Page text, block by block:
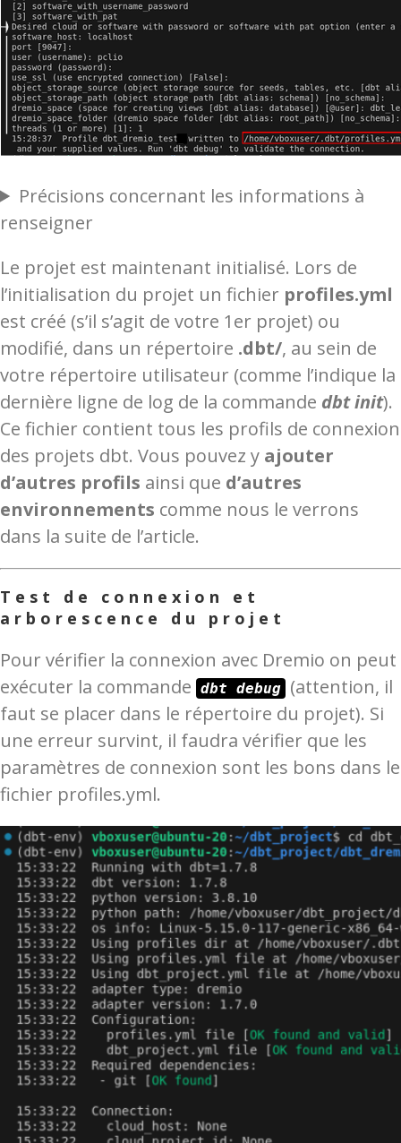
Précisions concernant les informations à
renseigner
Le projet est maintenant initialisé. Lors de
l’initialisation du projet un fichier profiles.yml
est créé (s’il s’agit de votre 1er projet) ou
modifié, dans un répertoire .dbt/, au sein de
votre répertoire utilisateur (comme l’indique la
dernière ligne de log de la commande dbt init).
Ce fichier contient tous les profils de connexion
des projets dbt. Vous pouvez y ajouter
d’autres profils ainsi que d’autres
environnements comme nous le verrons
dans la suite de l’article.
Test de connexion et
arborescence du projet
Pour vérifier la connexion avec Dremio on peut
exécuter la commande dbt debug (attention, il
faut se placer dans le répertoire du projet). Si
une erreur survint, il faudra vérifier que les
paramètres de connexion sont les bons dans le
fichier profiles.yml.